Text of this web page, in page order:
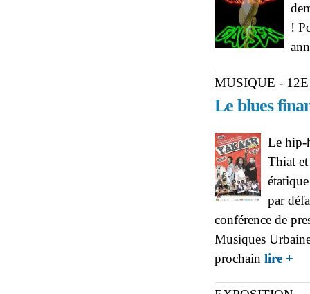
!
MUSIQUE -
Le blues
Le hip-
Thiat
par
conférence de
Musiques
prochain lire +